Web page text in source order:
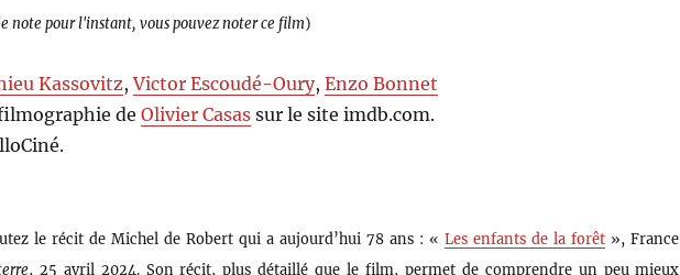
note pour l'instant, vous pouvez noter ce film)
Kassovitz,Victor Escoudé-Oury,Enzo Bonnet
deOlivier Casas sur le site imdb.com.
le récit de Michel de Robert qui a aujourd’hui 78 ans : «Les enfants de la forêt », France
, 25 avril 2024. Son récit, plus détaillé que le film, permet de comprendre un peu mieux